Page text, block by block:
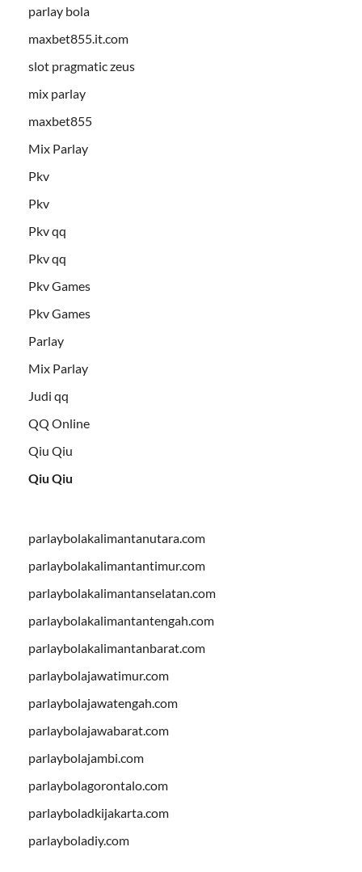
parlay bola
maxbet855.it.com
slot pragmatic zeus
mix parlay
maxbet855
Mix Parlay
Pkv
Pkv
Pkv qq
Pkv qq
Pkv Games
Pkv Games
Parlay
Mix Parlay
Judi qq
QQ Online
Qiu Qiu
Qiu Qiu
parlaybolakalimantanutara.com
parlaybolakalimantantimur.com
parlaybolakalimantanselatan.com
parlaybolakalimantantengah.com
parlaybolakalimantanbarat.com
parlaybolajawatimur.com
parlaybolajawatengah.com
parlaybolajawabarat.com
parlaybolajambi.com
parlaybolagorontalo.com
parlayboladkijakarta.com
parlayboladiy.com